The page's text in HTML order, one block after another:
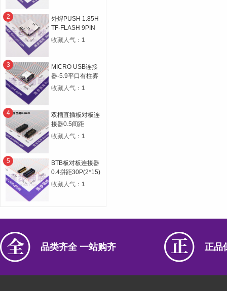
2
外焊PUSH 1.85H
TF-FLASH 9PIN
MICRO SD CARD
收藏人气： 1
3
MICRO USB连接
器-5.9平口有柱雾
锡
收藏人气： 1
4
双槽直插板对板连
接器0.5间距
30P(2*15) 合高
收藏人气： 1
5
BTB板对板连接器
0.4拼距30P(2*15)
公母座合高1.5H宽
收藏人气： 1
品类齐全 一站购齐 正品